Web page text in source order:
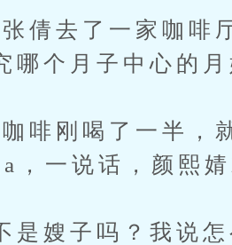
去了一家咖啡
哪个月子中心的
刚喝了一半，
，一说话，颜熙
嫂子吗？我说怎